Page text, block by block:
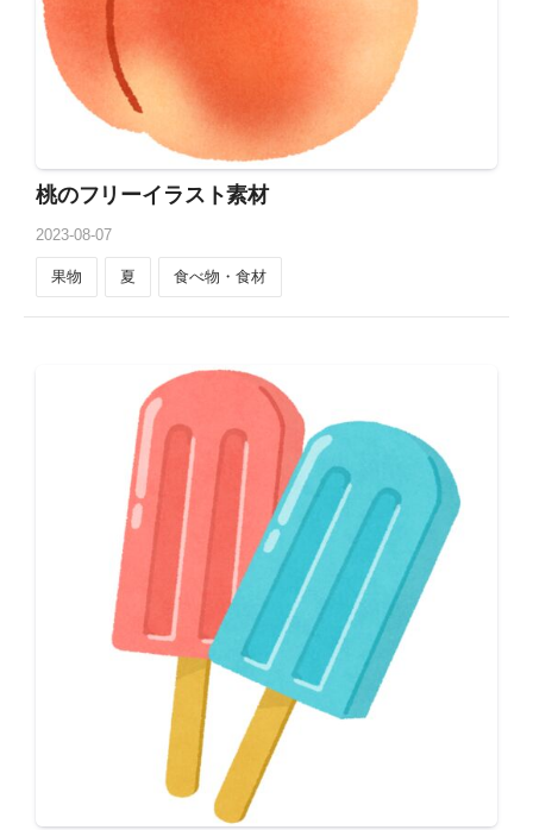
2023-08-07
桃のフリーイラスト素材
果物 夏 食べ物・食材